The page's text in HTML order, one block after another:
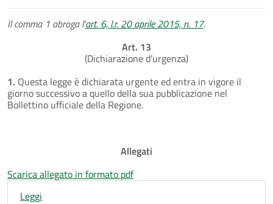
Il comma 1 abroga l'art. 6, l.r. 20 aprile 2015, n. 17.
Art. 13
(Dichiarazione d’urgenza)
1. Questa legge è dichiarata urgente ed entra in vigore il
giorno successivo a quello della sua pubblicazione nel
Bollettino ufficiale della Regione.
Allegati
Scarica allegato in formato pdf
Leggi